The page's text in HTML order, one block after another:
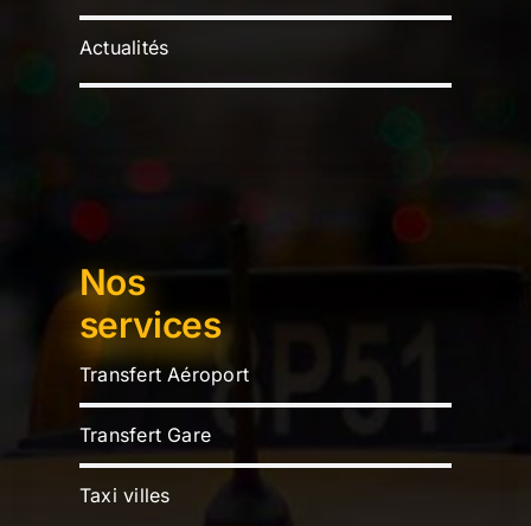
Actualités
Nos
services
Transfert Aéroport
Transfert Gare
Taxi villes